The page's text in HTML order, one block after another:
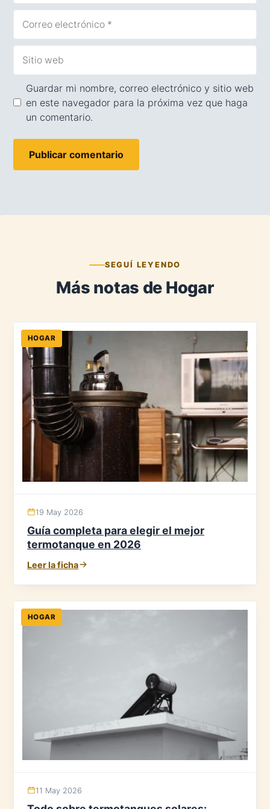
electrónico
web
Guardar mi nombre, correo electrónico y sitio web
en este navegador para la próxima vez que haga
un comentario.
SEGUÍ LEYENDO
Más notas de Hogar
HOGAR
19 May 2026
Guía completa para elegir el mejor
termotanque en 2026
Leer la ficha
HOGAR
11 May 2026